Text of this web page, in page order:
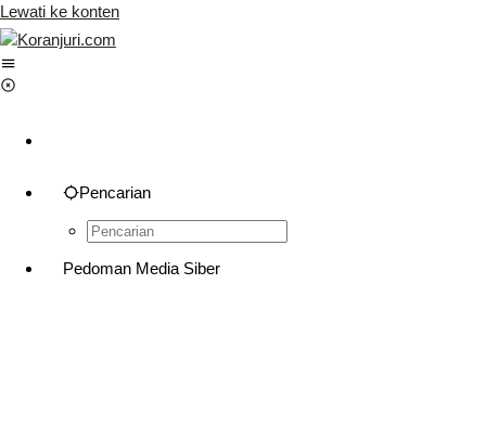
Lewati ke konten
Pencarian
Pedoman Media Siber